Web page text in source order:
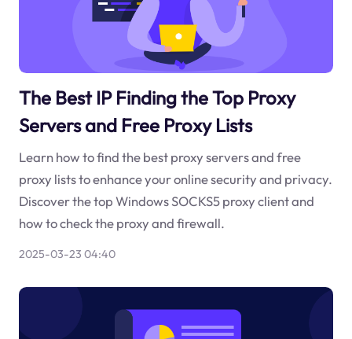
The Best IP Finding the Top Proxy
Servers and Free Proxy Lists
Learn how to find the best proxy servers and free
proxy lists to enhance your online security and privacy.
Discover the top Windows SOCKS5 proxy client and
how to check the proxy and firewall.
2025-03-23 04:40